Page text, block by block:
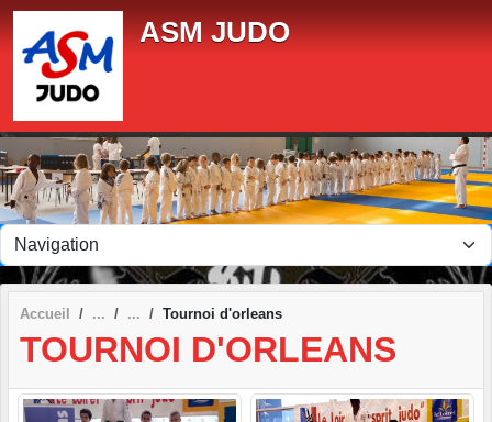
ASM JUDO
Accueil Tournoi d'orleans
TOURNOI D'ORLEANS
Panneau de gestion des cookies